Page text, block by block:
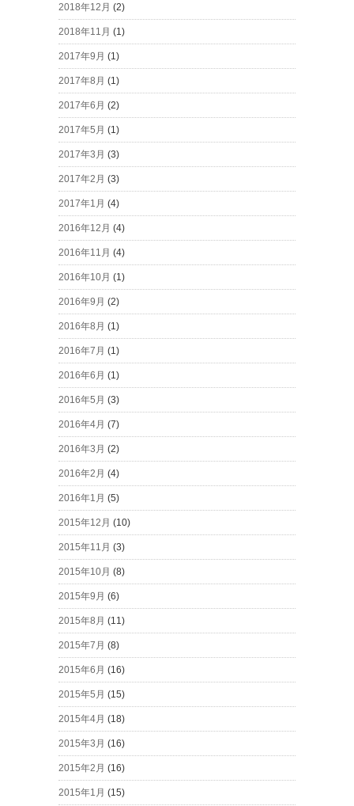
2018年12月 (2)
2018年11月 (1)
2017年9月 (1)
2017年8月 (1)
2017年6月 (2)
2017年5月 (1)
2017年3月 (3)
2017年2月 (3)
2017年1月 (4)
2016年12月 (4)
2016年11月 (4)
2016年10月 (1)
2016年9月 (2)
2016年8月 (1)
2016年7月 (1)
2016年6月 (1)
2016年5月 (3)
2016年4月 (7)
2016年3月 (2)
2016年2月 (4)
2016年1月 (5)
2015年12月 (10)
2015年11月 (3)
2015年10月 (8)
2015年9月 (6)
2015年8月 (11)
2015年7月 (8)
2015年6月 (16)
2015年5月 (15)
2015年4月 (18)
2015年3月 (16)
2015年2月 (16)
2015年1月 (15)